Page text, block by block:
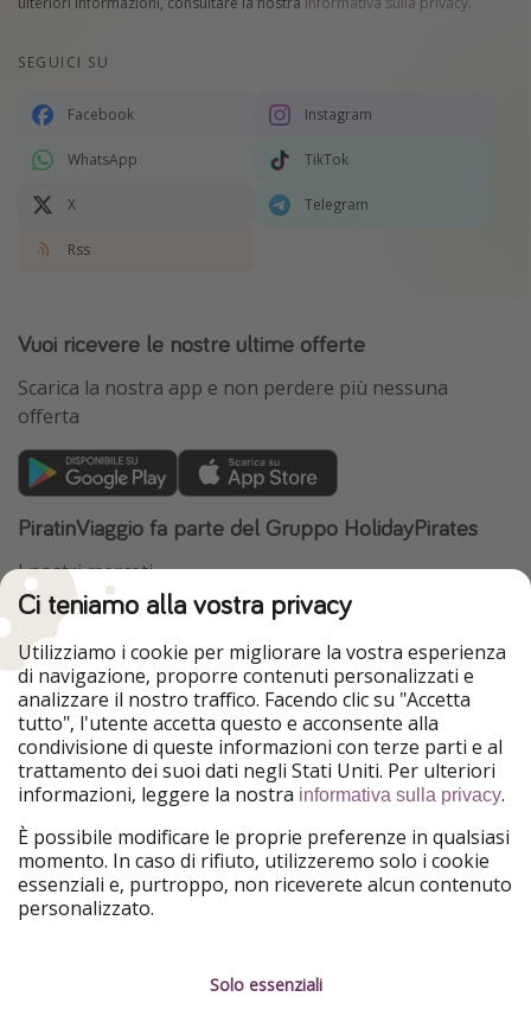
SEGUICI SU
Facebook Instagram
WhatsApp TikTok
X Telegram
Rss
Vuoi ricevere le nostre ultime offerte
Scarica la nostra app e non perdere più nessuna
offerta
PiratinViaggio fa parte del Gruppo HolidayPirates
I nostri mercati
HolidayPirates
VakantiePiraten
WakacyjniPiraci
Ferienpiraten
Urlaubspiraten
Urlaubspiraten
ViajerosPiratas
TravelPirates
Il nostro gruppo
HolidayPirates Group
Conoscici meglio
Chi siamo
Lavora con noi
Informazioni legali
Termini d' Uso
Ci teniamo alla vostra privacy
Utilizziamo i cookie per migliorare la vostra esperienza
di navigazione, proporre contenuti personalizzati e
analizzare il nostro traffico. Facendo clic su "Accetta
tutto", l'utente accetta questo e acconsente alla
condivisione di queste informazioni con terze parti e al
trattamento dei suoi dati negli Stati Uniti. Per ulteriori
informazioni, leggere la nostra informativa sulla privacy.
È possibile modificare le proprie preferenze in qualsiasi
momento. In caso di rifiuto, utilizzeremo solo i cookie
essenziali e, purtroppo, non riceverete alcun contenuto
personalizzato.
Solo essenziali